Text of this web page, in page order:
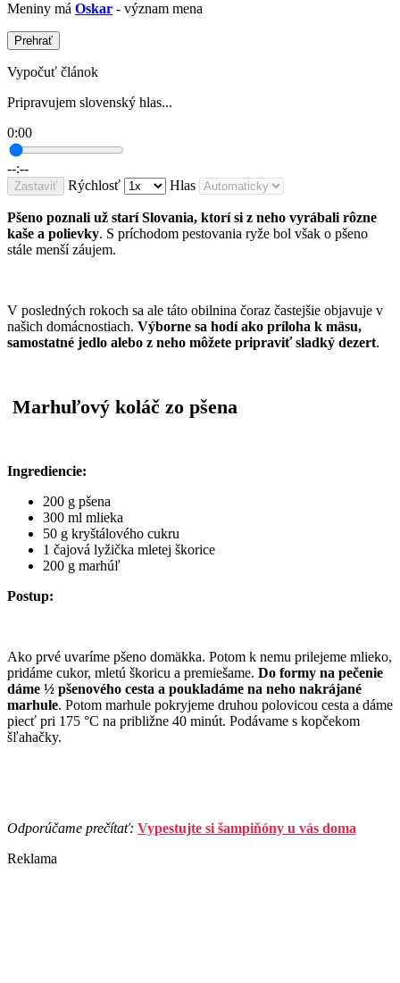
Meniny má Oskar - význam mena
Prehrať
Vypočuť článok
Pripravujem slovenský hlas...
0:00
--:--
Zastaviť Rýchlosť Hlas
Pšeno poznali už starí Slovania, ktorí si z neho vyrábali rôzne
kaše a polievky. S príchodom pestovania ryže bol však o pšeno
stále menší záujem.
V posledných rokoch sa ale táto obilnina čoraz častejšie objavuje v
našich domácnostiach. Výborne sa hodí ako príloha k mäsu,
samostatné jedlo alebo z neho môžete pripraviť sladký dezert.
Marhuľový koláč zo pšena
Ingrediencie:
200 g pšena
300 ml mlieka
50 g kryštálového cukru
1 čajová lyžička mletej škorice
200 g marhúľ
Postup:
Ako prvé uvaríme pšeno domäkka. Potom k nemu prilejeme mlieko,
pridáme cukor, mletú škoricu a premiešame. Do formy na pečenie
dáme ½ pšenového cesta a poukladáme na neho nakrájané
marhule. Potom marhule pokryjeme druhou polovicou cesta a dáme
piecť pri 175 °C na približne 40 minút. Podávame s kopčekom
šľahačky.
Odporúčame prečítať: Vypestujte si šampiňóny u vás doma
Reklama